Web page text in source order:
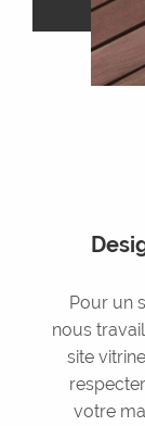
Pour un
nous
site
votre